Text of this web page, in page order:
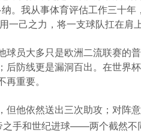
。我从事体育评估工作三十年
己之力，将一支球队扛在肩
员大多只是欧洲二流联赛的
防线更是漏洞百出。在世界
重要。
他依然送出三次助攻；对阵
之手和世纪进球——两个截然不